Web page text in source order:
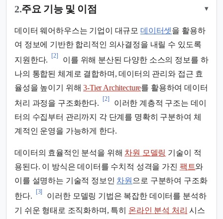
2.주요 기능 및 이점 ▾
데이터 웨어하우스는 기업이 대규모 데이터셋을 활용하
여 정보에 기반한 합리적인 의사결정을 내릴 수 있도록
지원한다.
[2]
이를 위해 분산된 다양한 소스의 정보를 하
나의 통합된 체계로 결합하며, 데이터의 관리와 접근 효
율성을 높이기 위해3-Tier Architecture를 활용하여 데이터
처리 과정을 구조화한다.
[2]
이러한 계층적 구조는 데이
터의 수집부터 관리까지 각 단계를 명확히 구분하여 체
계적인 운영을 가능하게 한다.
데이터의 효율적인 분석을 위해 차원 모델링 기술이 적
용된다. 이 방식은 데이터를 수치적 성격을 가진 팩트와
이를 설명하는 기술적 정보인 차원으로 구분하여 구조화
한다.
[3]
이러한 모델링 기법은 복잡한 데이터를 분석하
기 쉬운 형태로 조직화하며, 특히 온라인 분석 처리 시스